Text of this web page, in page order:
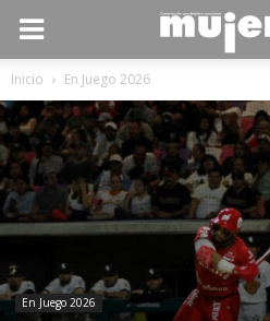
Inicio En Juego 2026
En Juego 2026